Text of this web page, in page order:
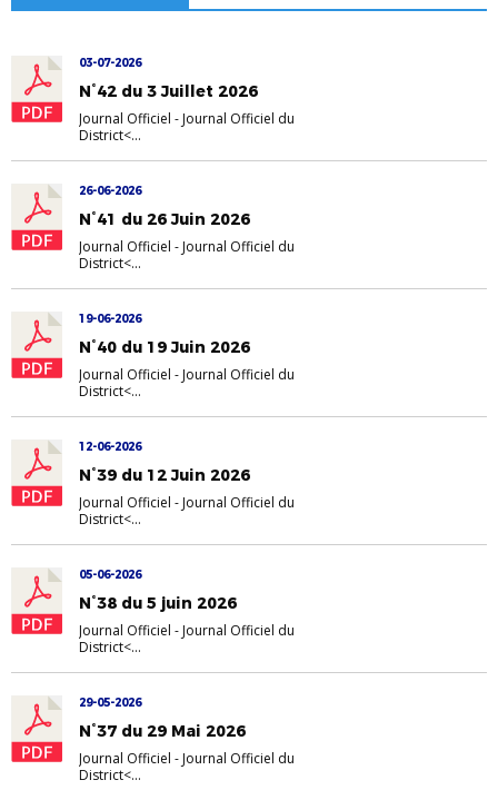
03-07-2026
N°42 du 3 Juillet 2026
Journal Officiel - Journal Officiel du
District<...
26-06-2026
N°41 du 26 Juin 2026
Journal Officiel - Journal Officiel du
District<...
19-06-2026
N°40 du 19 Juin 2026
Journal Officiel - Journal Officiel du
District<...
12-06-2026
N°39 du 12 Juin 2026
Journal Officiel - Journal Officiel du
District<...
05-06-2026
N°38 du 5 juin 2026
Journal Officiel - Journal Officiel du
District<...
29-05-2026
N°37 du 29 Mai 2026
Journal Officiel - Journal Officiel du
District<...